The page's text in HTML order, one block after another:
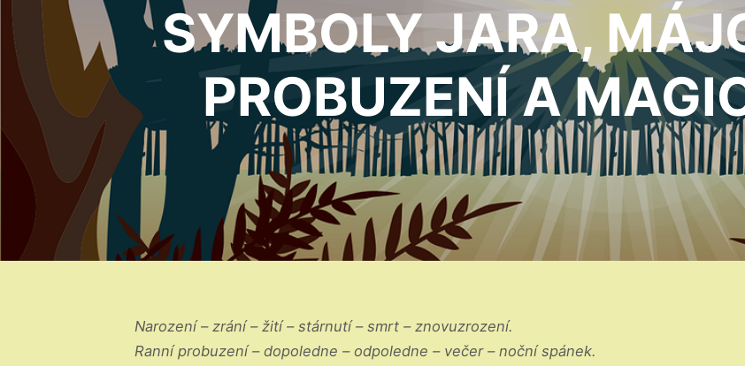
SYMBOLY JARA,
PROBUZENÍ A
Narození – zrání – žití – stárnutí – smrt – znovuzrození.
Ranní probuzení – dopoledne – odpoledne – večer – noční spánek.